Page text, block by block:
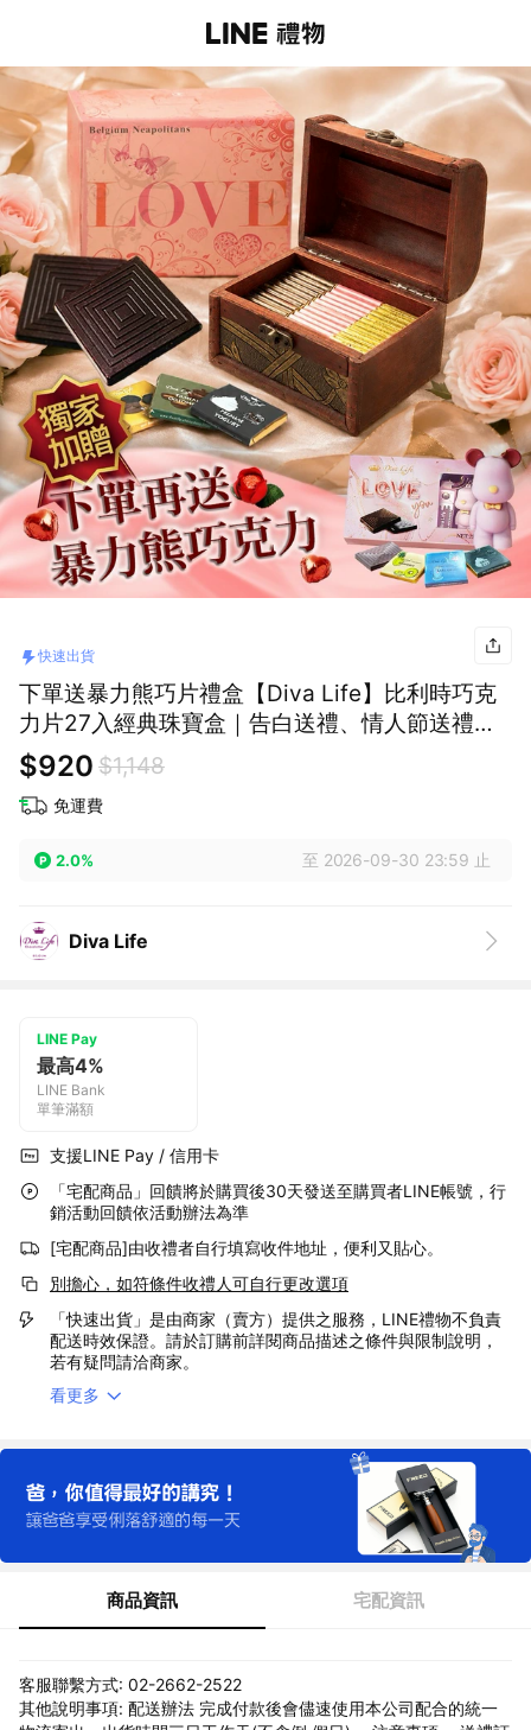
快速出貨
下單送暴力熊巧片禮盒【Diva Life】比利時巧克
力片27入經典珠寶盒｜告白送禮、情人節送禮、
快速出貨
$920 $1,148
免運費
2.0% 至 2026-09-30 23:59 止
Diva Life
LINE Pay
最高4%
LINE Bank
單筆滿額
支援LINE Pay / 信用卡
「宅配商品」回饋將於購買後30天發送至購買者LINE帳號，行
銷活動回饋依活動辦法為準
[宅配商品]由收禮者自行填寫收件地址，便利又貼心。
別擔心，如符條件收禮人可自行更改選項
「快速出貨」是由商家（賣方）提供之服務，LINE禮物不負責
配送時效保證。請於訂購前詳閱商品描述之條件與限制說明，
若有疑問請洽商家。
看更多
商品資訊 宅配資訊
客服聯繫方式: 02-2662-2522
其他說明事項: 配送辦法 完成付款後會儘速使用本公司配合的統一